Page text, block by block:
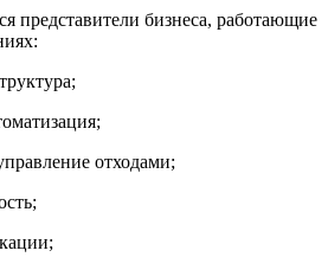
представители бизнеса, работающие
отходами;